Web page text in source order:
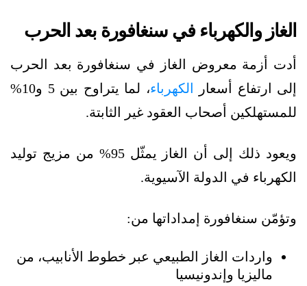
الغاز والكهرباء في سنغافورة بعد الحرب
أدت أزمة معروض الغاز في سنغافورة بعد الحرب
إلى ارتفاع أسعار
الكهرباء
، لما يتراوح بين 5 و10%
للمستهلكين أصحاب العقود غير الثابتة.
ويعود ذلك إلى أن الغاز يمثّل 95% من مزيج توليد
الكهرباء في الدولة الآسيوية.
وتؤمّن سنغافورة إمداداتها من:
واردات الغاز الطبيعي عبر خطوط الأنابيب، من
ماليزيا وإندونيسيا